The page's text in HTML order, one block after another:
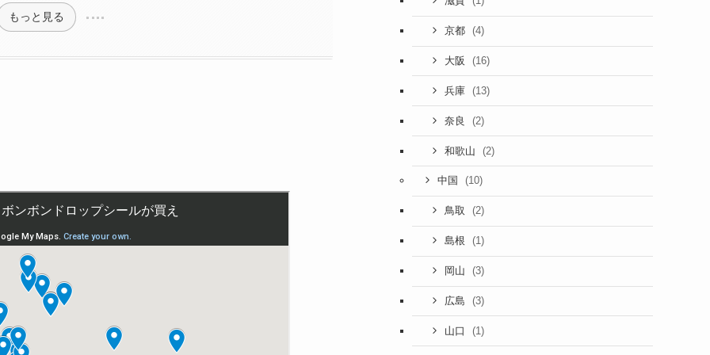
もっと見る
京都 (4)
大阪 (16)
兵庫 (13)
奈良 (2)
和歌山 (2)
中国 (10)
鳥取 (2)
島根 (1)
岡山 (3)
広島 (3)
山口 (1)